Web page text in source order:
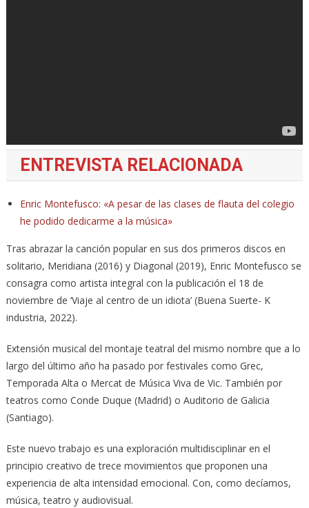
ENTREVISTA RELACIONADA
Enric Montefusco: «A pesar de las clases de flauta del colegio
he podido dedicarme a la música»
Tras abrazar la canción popular en sus dos primeros discos en
solitario, Meridiana (2016) y Diagonal (2019), Enric Montefusco se
consagra como artista integral con la publicación el 18 de
noviembre de ‘Viaje al centro de un idiota’ (Buena Suerte- K
industria, 2022).
Extensión musical del montaje teatral del mismo nombre que a lo
largo del último año ha pasado por festivales como Grec,
Temporada Alta o Mercat de Música Viva de Vic. También por
teatros como Conde Duque (Madrid) o Auditorio de Galicia
(Santiago).
Este nuevo trabajo es una exploración multidisciplinar en el
principio creativo de trece movimientos que proponen una
experiencia de alta intensidad emocional. Con, como decíamos,
música, teatro y audiovisual.